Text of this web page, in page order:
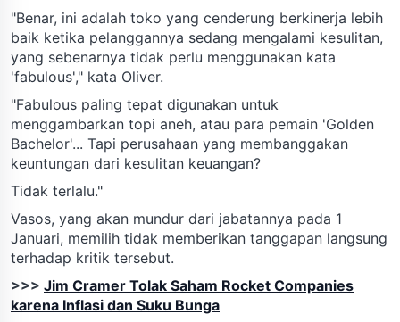
"Benar, ini adalah toko yang cenderung berkinerja lebih
baik ketika pelanggannya sedang mengalami kesulitan,
yang sebenarnya tidak perlu menggunakan kata
'fabulous'," kata Oliver.
"Fabulous paling tepat digunakan untuk
menggambarkan topi aneh, atau para pemain 'Golden
Bachelor'... Tapi perusahaan yang membanggakan
keuntungan dari kesulitan keuangan?
Tidak terlalu."
Vasos, yang akan mundur dari jabatannya pada 1
Januari, memilih tidak memberikan tanggapan langsung
terhadap kritik tersebut.
>>> Jim Cramer Tolak Saham Rocket Companies
karena Inflasi dan Suku Bunga